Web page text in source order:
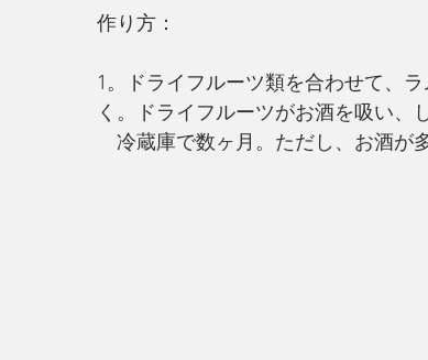
作り方：
1。ドライフルーツ類を合わせて、
く。ドライフルーツがお酒を吸い、
冷蔵庫で数ヶ月。ただし、お酒が